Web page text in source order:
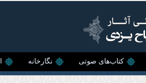
کتاب‌های صوتی نگارخانه